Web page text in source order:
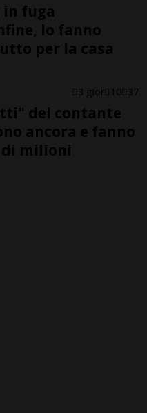
in fuga
lo fanno
per la casa
3 gior 10 37
del contante
ancora e fanno
milioni